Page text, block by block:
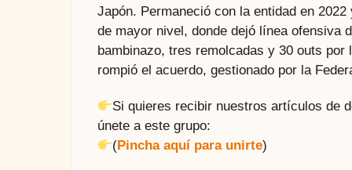
Japón. Permaneció con la entidad en
de mayor nivel, donde dejó línea ofensiva
bambinazo, tres remolcadas y 30 outs
rompió el acuerdo, gestionado por la
Si quieres recibir nuestros artículos de
únete a este grupo:
(Pincha aquí para unirte)